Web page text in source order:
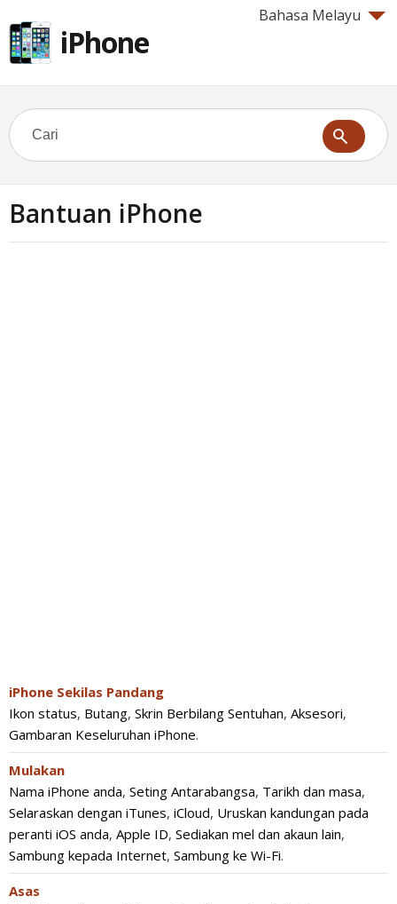
Bahasa Melayu
iPhone
Bantuan iPhone
iPhone Sekilas Pandang
Ikon status, Butang, Skrin Berbilang Sentuhan, Aksesori,
Gambaran Keseluruhan iPhone.
Mulakan
Nama iPhone anda, Seting Antarabangsa, Tarikh dan masa,
Selaraskan dengan iTunes, iCloud, Uruskan kandungan pada
peranti iOS anda, Apple ID, Sediakan mel dan akaun lain,
Sambung kepada Internet, Sambung ke Wi-Fi.
Asas